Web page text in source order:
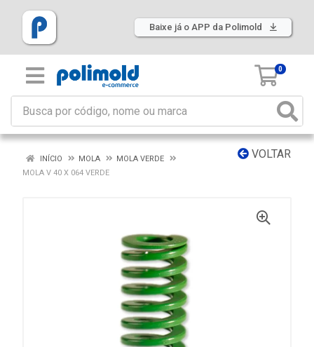
Baixe já o APP da Polimold
0
VOLTAR
INÍCIO MOLA
MOLA VERDE
MOLA V 40 X 064 VERDE